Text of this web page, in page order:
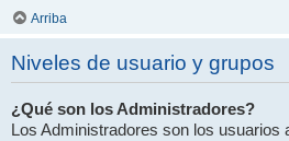
Arriba
Niveles de usuario y grupos
¿Qué son los Administradores?
Los Administradores son los usuarios